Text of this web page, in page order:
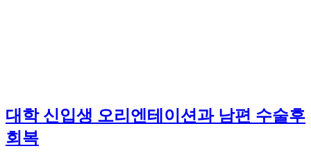
대학 신입생 오리엔테이션과 남편 수술후
회복